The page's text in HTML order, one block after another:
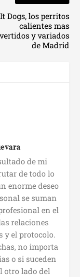
It Dogs, los perritos
calientes mas
y variados
de Madrid
de mi
de todo lo
enorme deseo
se suman
en el
relaciones
y el protocolo.
no importa
o si suceden
otro lado del